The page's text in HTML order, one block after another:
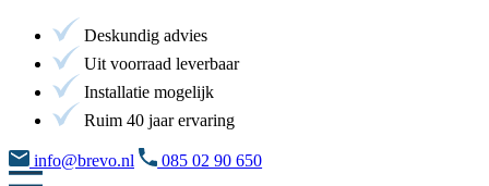
Deskundig advies
Uit voorraad leverbaar
Installatie mogelijk
Ruim 40 jaar ervaring
info@brevo.nl 085 02 90 650